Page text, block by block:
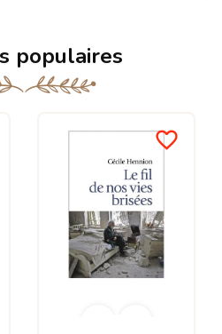
populaires
favorite_border